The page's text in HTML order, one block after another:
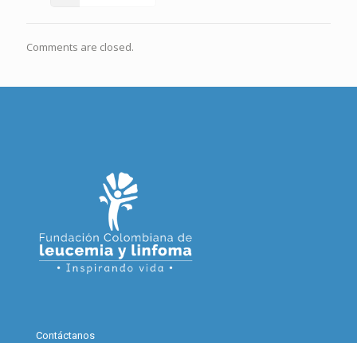
Comments are closed.
Contáctanos